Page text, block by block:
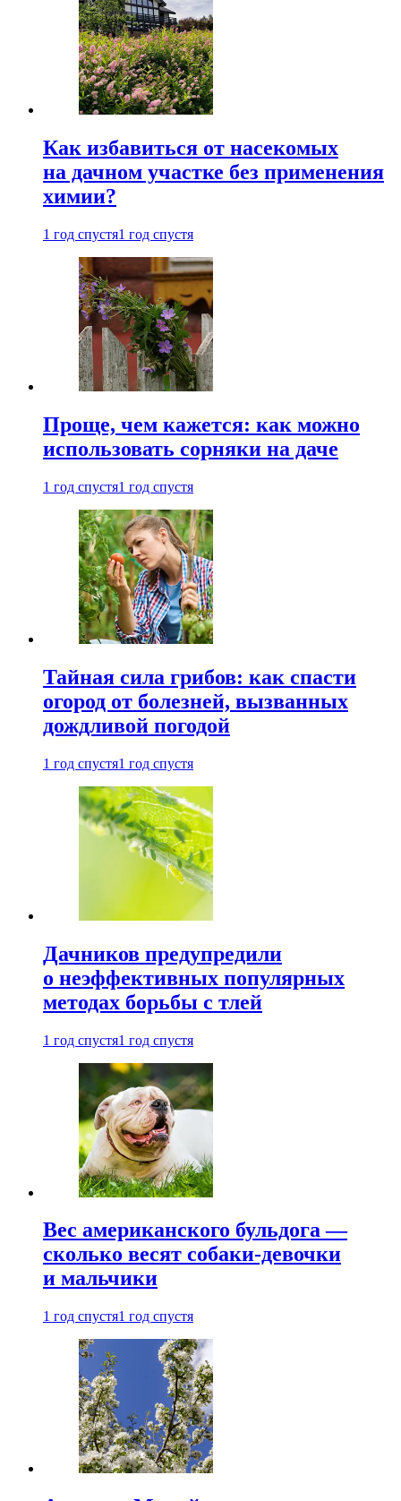
Как избавиться от насекомых
на дачном участке без применения
химии?
1 год спустя1 год спустя
Проще, чем кажется: как можно
использовать сорняки на даче
1 год спустя1 год спустя
Тайная сила грибов: как спасти
огород от болезней, вызванных
дождливой погодой
1 год спустя1 год спустя
Дачников предупредили
о неэффективных популярных
методах борьбы с тлей
1 год спустя1 год спустя
Вес американского бульдога —
сколько весят собаки-девочки
и мальчики
1 год спустя1 год спустя